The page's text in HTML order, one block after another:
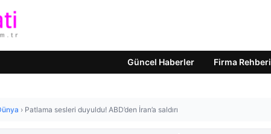
Güncel Haberler Firma Rehberi
› Patlama sesleri duyuldu! ABD’den İran’a saldırı